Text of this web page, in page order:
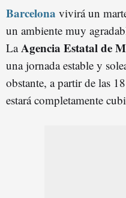
Barcelona vivirá un
un ambiente muy
LaAgencia Estatal de
una jornada estable y
obstante, a partir de las
estará completamente